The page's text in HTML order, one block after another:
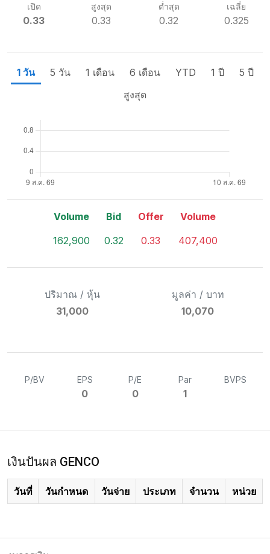
เปิด
0.33
สูงสุด
0.33
ต่ำสุด
0.32
เฉลี่ย
0.325
1 วัน 5 วัน 1 เดือน 6 เดือน YTD 1 ปี
5 ปี
สูงสุด
Volume
162,900
Bid
0.32
Offer
0.33
Volume
407,400
ปริมาณ / หุ้น
31,000
มูลค่า / บาท
10,070
P/BV EPS
0
P/E
0
Par
1
BVPS
เงินปันผล GENCO
วันที่ วันกำหนด วันจ่าย ประเภท จำนวน หน่วย